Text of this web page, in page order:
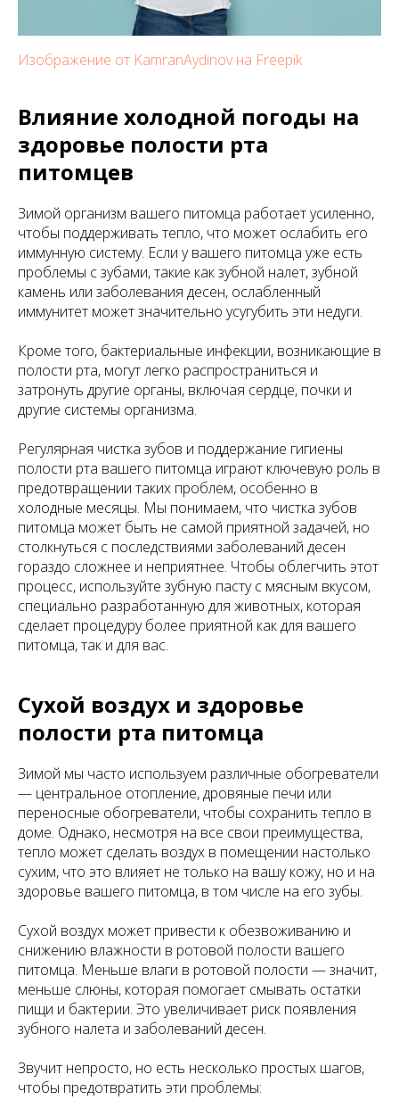
Изображение от KamranAydinov на Freepik
Влияние холодной погоды на
здоровье полости рта
питомцев
Зимой организм вашего питомца работает усиленно,
чтобы поддерживать тепло, что может ослабить его
иммунную систему. Если у вашего питомца уже есть
проблемы с зубами, такие как зубной налет, зубной
камень или заболевания десен, ослабленный
иммунитет может значительно усугубить эти недуги.
Кроме того, бактериальные инфекции, возникающие в
полости рта, могут легко распространиться и
затронуть другие органы, включая сердце, почки и
другие системы организма.
Регулярная чистка зубов и поддержание гигиены
полости рта вашего питомца играют ключевую роль в
предотвращении таких проблем, особенно в
холодные месяцы. Мы понимаем, что чистка зубов
питомца может быть не самой приятной задачей, но
столкнуться с последствиями заболеваний десен
гораздо сложнее и неприятнее. Чтобы облегчить этот
процесс, используйте зубную пасту с мясным вкусом,
специально разработанную для животных, которая
сделает процедуру более приятной как для вашего
питомца, так и для вас.
Сухой воздух и здоровье
полости рта питомца
Зимой мы часто используем различные обогреватели
— центральное отопление, дровяные печи или
переносные обогреватели, чтобы сохранить тепло в
доме. Однако, несмотря на все свои преимущества,
тепло может сделать воздух в помещении настолько
сухим, что это влияет не только на вашу кожу, но и на
здоровье вашего питомца, в том числе на его зубы.
Сухой воздух может привести к обезвоживанию и
снижению влажности в ротовой полости вашего
питомца. Меньше влаги в ротовой полости — значит,
меньше слюны, которая помогает смывать остатки
пищи и бактерии. Это увеличивает риск появления
зубного налета и заболеваний десен.
Звучит непросто, но есть несколько простых шагов,
чтобы предотвратить эти проблемы: